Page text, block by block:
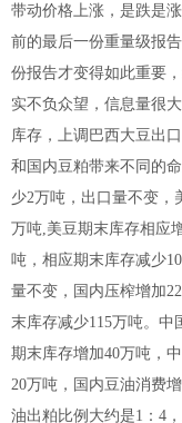
带动价格上涨，是跌是
前的最后一份重量级报
份报告才变得如此重要
实不负众望，信息量很
库存，上调巴西大豆出
和国内豆粕带来不同的
少2万吨，出口量不变，
万吨,美豆期末库存相应
吨，相应期末库存减少
量不变，国内压榨增加
末库存减少115万吨。中
期末库存增加40万吨，
20万吨，国内豆油消费
油出粕比例大约是1：4